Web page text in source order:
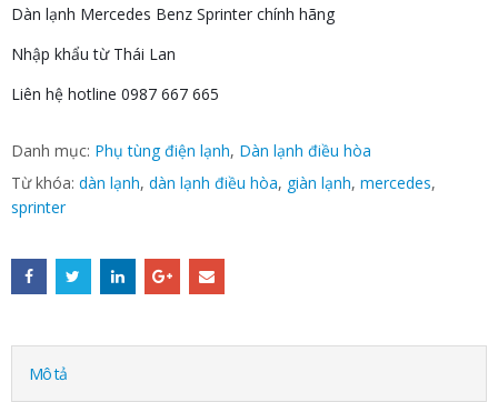
Dàn lạnh Mercedes Benz Sprinter chính hãng
Nhập khẩu từ Thái Lan
Liên hệ hotline 0987 667 665
Danh mục: Phụ tùng điện lạnh, Dàn lạnh điều hòa
Từ khóa: dàn lạnh, dàn lạnh điều hòa, giàn lạnh, mercedes,
sprinter
Mô tả